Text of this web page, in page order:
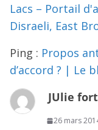
Lacs – Portail
Disraeli, East
Ping : Propos
d’accord ? | Le
JUlie
26 mars